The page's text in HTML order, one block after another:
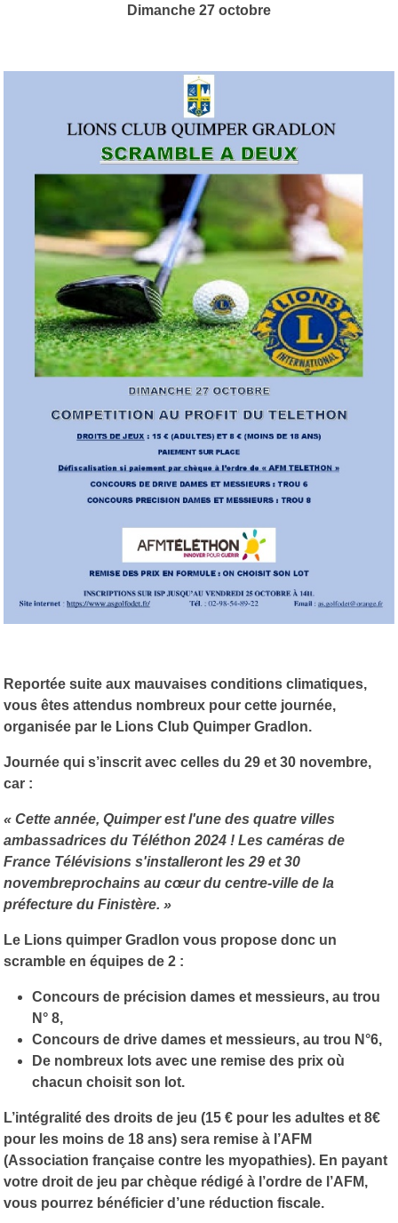
Dimanche 27 octobre
Reportée suite aux mauvaises conditions climatiques,
vous êtes attendus nombreux pour cette journée,
organisée par le Lions Club Quimper Gradlon.
Journée qui s’inscrit avec celles du 29 et 30 novembre,
car :
« Cette année, Quimper est l'une des quatre villes
ambassadrices du Téléthon 2024 ! Les caméras de
France Télévisions s'installeront les 29 et 30
novembreprochains au cœur du centre-ville de la
préfecture du Finistère. »
Le Lions quimper Gradlon vous propose donc un
scramble en équipes de 2 :
Concours de précision dames et messieurs, au trou
N° 8,
Concours de drive dames et messieurs, au trou N°6,
De nombreux lots avec une remise des prix où
chacun choisit son lot.
L’intégralité des droits de jeu (15 € pour les adultes et 8€
pour les moins de 18 ans) sera remise à l’AFM
(Association française contre les myopathies). En payant
votre droit de jeu par chèque rédigé à l’ordre de l’AFM,
vous pourrez bénéficier d’une réduction fiscale.